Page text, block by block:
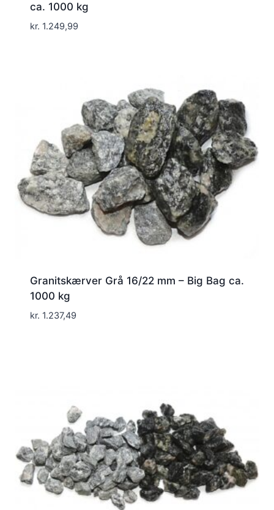
ca. 1000 kg
kr. 1.249,99
Granitskærver Grå 16/22 mm – Big Bag ca.
1000 kg
kr. 1.237,49